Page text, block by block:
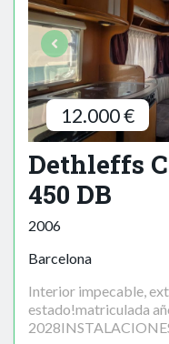
12.000 €
Dethleffs
450 DB
2006
Barcelona
Interior impecable,
estado!matriculada